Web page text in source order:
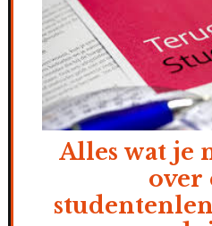
Alles wat je
over